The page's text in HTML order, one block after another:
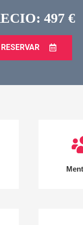
497 €
RESERVAR